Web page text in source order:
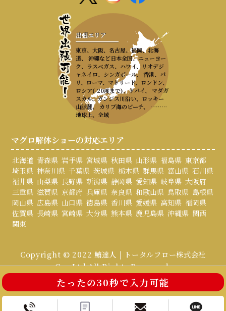
たったの30秒で入力可能
出張エリア
東京、大阪、名古屋、福岡、北海
道、 沖縄など日本全国、ニューヨー
ク、ラスベガス、ハワイ、リオデジ
ャネイロ、シンガポール、 香港、パ
リ、ローマ、マドリード、ロンドン、
ロシア(-20度まで)、ドバイ、 マダガ
スカル、ガンジス川沿い、ロッキー
山脈麓、 カリブ海のビーチ、 ………
地球上、全域
マグロ解体ショーの対応エリア
北海道 青森県 岩手県 宮城県 秋田県 山形県 福島県 東京都
埼玉県 神奈川県 千葉県 茨城県 栃木県 群馬県 富山県 石川県
福井県 山梨県 長野県 新潟県 静岡県 愛知県 岐阜県 大阪府
三重県 滋賀県 京都府 兵庫県 奈良県 和歌山県 鳥取県 島根県
岡山県 広島県 山口県 徳島県 香川県 愛媛県 高知県 福岡県
佐賀県 長崎県 宮崎県 大分県 熊本県 鹿児島県 沖縄県 関西
関東
Copyright © 2022 鮪達人 | トータルフロー株式会社
Co., Ltd All Rights Reserved.